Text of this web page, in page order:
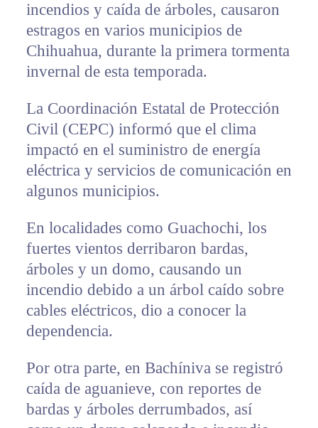
incendios y caída de árboles, causaron
estragos en varios municipios de
Chihuahua, durante la primera tormenta
invernal de esta temporada.
La Coordinación Estatal de Protección
Civil (CEPC) informó que el clima
impactó en el suministro de energía
eléctrica y servicios de comunicación en
algunos municipios.
En localidades como Guachochi, los
fuertes vientos derribaron bardas,
árboles y un domo, causando un
incendio debido a un árbol caído sobre
cables eléctricos, dio a conocer la
dependencia.
Por otra parte, en Bachíniva se registró
caída de aguanieve, con reportes de
bardas y árboles derrumbados, así